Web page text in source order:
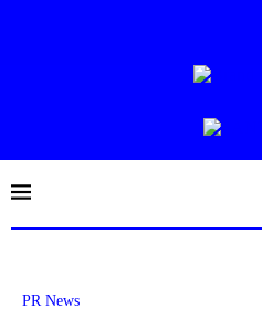
PR News